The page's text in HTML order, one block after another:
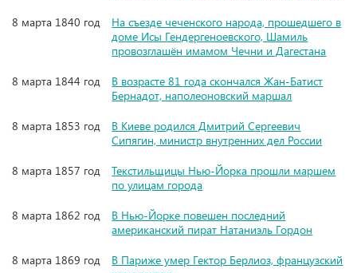
8 марта 1840 год
На съезде чеченского народа, прошедшего в
доме Исы Гендергеноевского, Шамиль
провозглашён имамом Чечни и Дагестана
8 марта 1844 год
В возрасте 81 года скончался Жан-Батист
Бернадот, наполеоновский маршал
8 марта 1853 год
В Киеве родился Дмитрий Сергеевич
Сипягин, министр внутренних дел России
8 марта 1857 год
Текстильщицы Нью-Йорка прошли маршем
по улицам города
8 марта 1862 год
В Нью-Йорке повешен последний
американский пират Натаниэль Гордон
8 марта 1869 год
В Париже умер Гектор Берлиоз, французский